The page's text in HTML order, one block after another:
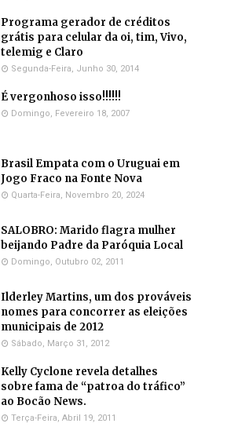
Programa gerador de créditos
grátis para celular da oi, tim, Vivo,
telemig e Claro
Segunda-Feira, Junho 30, 2014
É vergonhoso isso!!!!!!
Domingo, Fevereiro 18, 2007
Brasil Empata com o Uruguai em
Jogo Fraco na Fonte Nova
Quarta-Feira, Novembro 20, 2024
SALOBRO: Marido flagra mulher
beijando Padre da Paróquia Local
Domingo, Outubro 02, 2011
Ilderley Martins, um dos prováveis
nomes para concorrer as eleições
municipais de 2012
Sábado, Março 31, 2012
Kelly Cyclone revela detalhes
sobre fama de “patroa do tráfico”
ao Bocão News.
Terça-Feira, Abril 19, 2011